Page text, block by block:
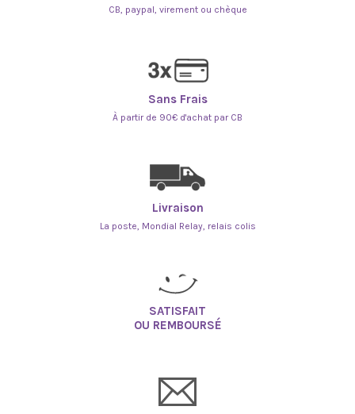
CB, paypal, virement ou chèque
Sans Frais
À partir de 90€ d'achat par CB
Livraison
La poste, Mondial Relay, relais colis
SATISFAIT
OU REMBOURSÉ